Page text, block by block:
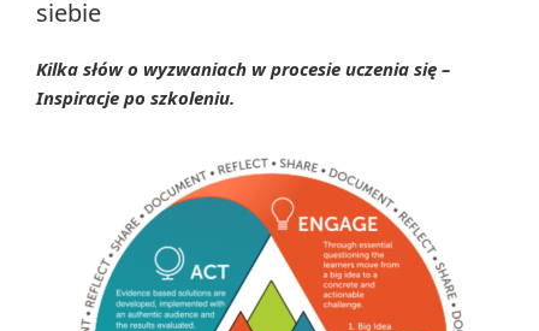
siebie
Kilka słów o wyzwaniach w procesie uczenia się –
Inspiracje po szkoleniu.